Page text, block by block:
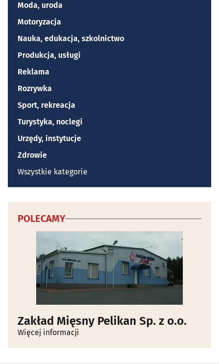
Moda, uroda
Motoryzacja
Nauka, edukacja, szkolnictwo
Produkcja, usługi
Reklama
Rozrywka
Sport, rekreacja
Turystyka, noclegi
Urzędy, instytucje
Zdrowie
Wszystkie kategorie
POLECAMY
Zakład Mięsny Pelikan Sp. z o.o.
Więcej informacji